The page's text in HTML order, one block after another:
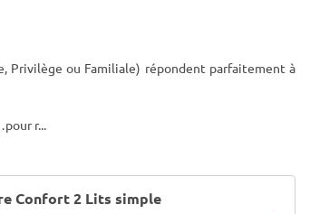
Privilège ou Familiale) répondent parfaitement à
r...
Confort 2 Lits simple